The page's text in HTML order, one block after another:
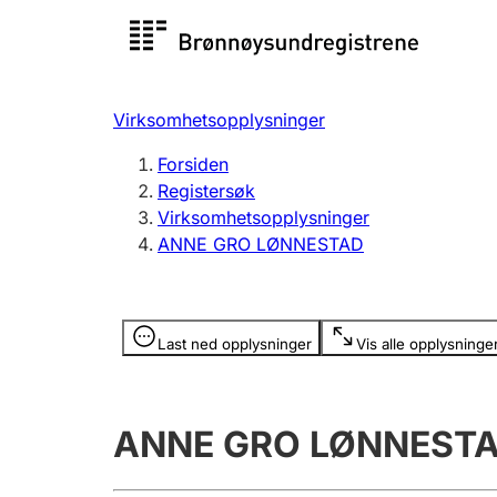
Registersøk
Registrere, endre, slette
Virksomhetsopplysninger
Forsiden
Registersøk
Virksomhetsopplysninger
ANNE GRO LØNNESTAD
Last ned opplysninger Vis alle
Opplysninger er skjult
ANNE GRO